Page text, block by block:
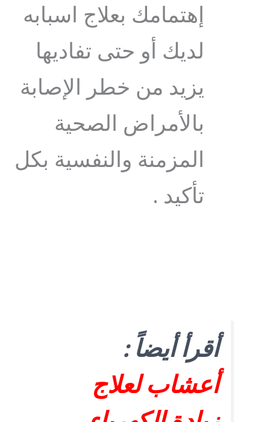
إهتمامك بعلاج اسبابه
لديك أو حتى تفاديها
يزيد من خطر الإصابة
بالأمراض الصحية
المزمنة والنفسية بكل
تأكيد .
أقرأ أيضاً :
أعشاب لعلاج